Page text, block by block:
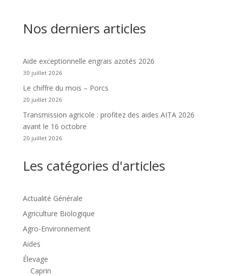
Nos derniers articles
Aide exceptionnelle engrais azotés 2026
30 juillet 2026
Le chiffre du mois – Porcs
20 juillet 2026
Transmission agricole : profitez des aides AITA 2026
avant le 16 octobre
20 juillet 2026
Les catégories d'articles
Actualité Générale
Agriculture Biologique
Agro-Environnement
Aides
Élevage
Caprin